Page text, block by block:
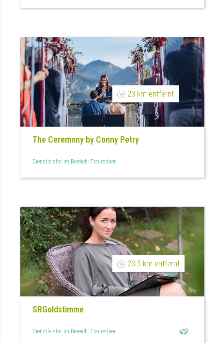
23 km entfernt
The Ceremony by Conny Petry
Dienstleister im Bereich: Trauredner
23.5 km entfernt
SRGoldstimme
Dienstleister im Bereich: Trauredner